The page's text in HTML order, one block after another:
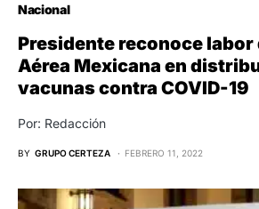
Nacional
Presidente reconoce labor
Aérea Mexicana en
vacunas contra COVID-19
Por: Redacción
BY GRUPO CERTEZA FEBRERO 11, 2022